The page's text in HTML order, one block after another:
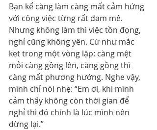
Bạn kể càng làm càng mất cảm hứng
với công việc từng rất đam mê.
Nhưng không làm thì việc tồn đọng,
nghỉ cũng không yên. Cứ như mắc
kẹt trong một vòng lặp: càng mệt
mỏi càng gồng lên, càng gồng thì
càng mất phương hướng. Nghe vậy,
mình chỉ nói nhẹ: “Em ơi, khi mình
cảm thấy không còn thời gian để
nghỉ thì đó chính là lúc mình nên
dừng lại.”